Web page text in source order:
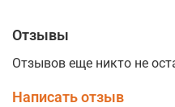
Отзывы
Отзывов еще никто не
Написать отзыв